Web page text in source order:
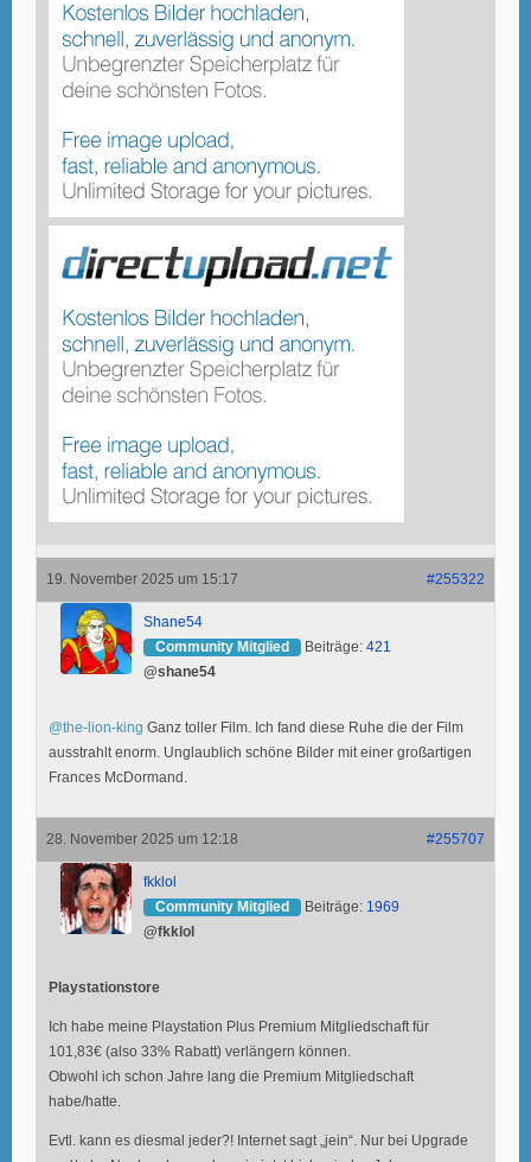
19. November 2025 um 15:17 #255322
Shane54
Community Mitglied
Beiträge: 421
@shane54
@the-lion-king Ganz toller Film. Ich fand diese Ruhe die der Film
ausstrahlt enorm. Unglaublich schöne Bilder mit einer großartigen
Frances McDormand.
28. November 2025 um 12:18 #255707
fkklol
Community Mitglied
Beiträge: 1969
@fkklol
Playstationstore
Ich habe meine Playstation Plus Premium Mitgliedschaft für
101,83€ (also 33% Rabatt) verlängern können.
Obwohl ich schon Jahre lang die Premium Mitgliedschaft
habe/hatte.
Evtl. kann es diesmal jeder?! Internet sagt „jein“. Nur bei Upgrade